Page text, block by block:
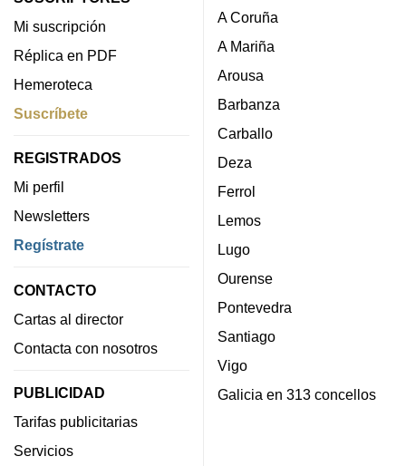
Mi suscripción
Réplica en PDF
Hemeroteca
Suscríbete
REGISTRADOS
Mi perfil
Newsletters
Regístrate
CONTACTO
Cartas al director
Contacta con nosotros
PUBLICIDAD
Tarifas publicitarias
Servicios
A Coruña
A Mariña
Arousa
Barbanza
Carballo
Deza
Ferrol
Lemos
Lugo
Ourense
Pontevedra
Santiago
Vigo
Galicia en 313 concellos